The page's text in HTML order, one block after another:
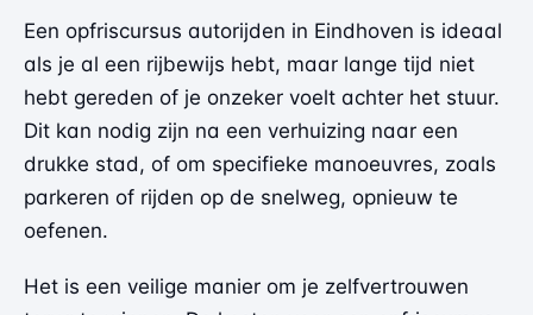
Een opfriscursus autorijden in Eindhoven is ideaal
als je al een rijbewijs hebt, maar lange tijd niet
hebt gereden of je onzeker voelt achter het stuur.
Dit kan nodig zijn na een verhuizing naar een
drukke stad, of om specifieke manoeuvres, zoals
parkeren of rijden op de snelweg, opnieuw te
oefenen.
Het is een veilige manier om je zelfvertrouwen